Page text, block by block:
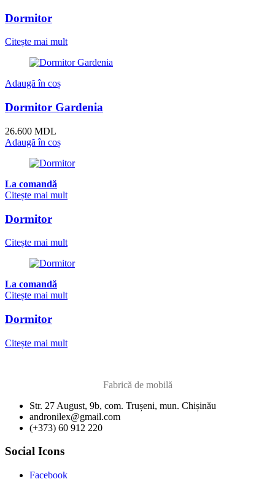
Dormitor
Citește mai mult
Adaugă în coș
Dormitor Gardenia
26.600 MDL
Adaugă în coș
La comandă
Citește mai mult
Dormitor
Citește mai mult
La comandă
Citește mai mult
Dormitor
Citește mai mult
Fabrică de mobilă
Str. 27 August, 9b, com. Trușeni, mun. Chișinău
andronilex@gmail.com
(+373) 60 912 220
Social Icons
Facebook